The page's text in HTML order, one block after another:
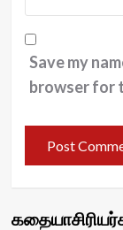
Save my
browser for